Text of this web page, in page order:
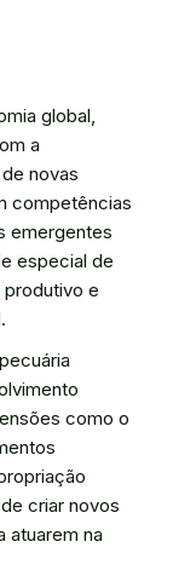
global,
a
novas
competências
emergentes
especial de
e
como o
criar novos
atuarem na